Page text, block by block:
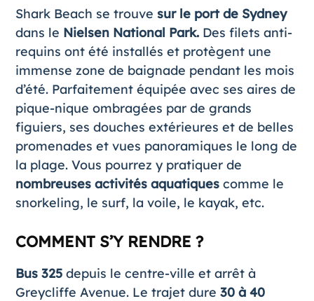
Shark Beach se trouve sur le port de Sydney
dans le Nielsen National Park.Des filets anti-
requins ont été installés et protègent une
immense zone de baignade pendant les mois
d’été. Parfaitement équipée avec ses aires de
pique-nique ombragées par de grands
figuiers, ses douches extérieures et de belles
promenades et vues panoramiques le long de
la plage. Vous pourrez y pratiquer de
nombreuses activités aquatiquescomme le
snorkeling, le surf, la voile, le kayak, etc.
COMMENT S’Y RENDRE ?
Bus 325depuis le centre-ville et arrêt à
Greycliffe Avenue. Le trajet dure 30 à 40